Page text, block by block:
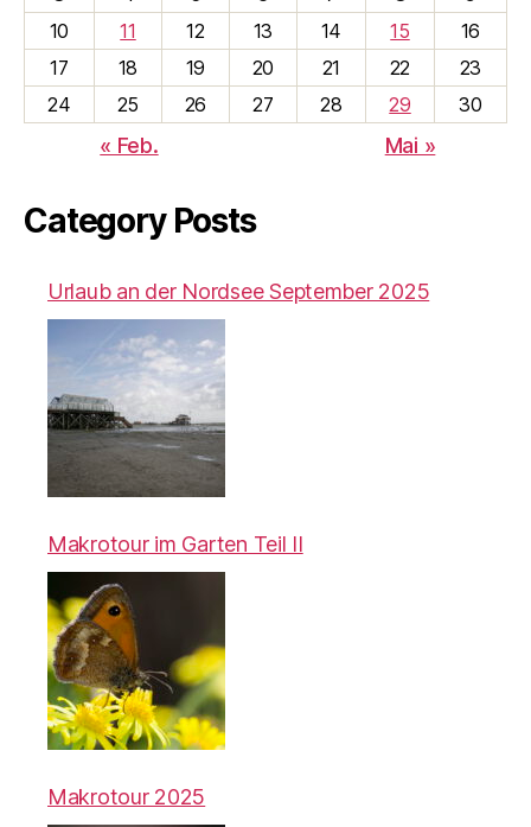
10
11 12 13 14 15
16
17
18 19 20 21 22
23
24
25 26 27 28 29 30
« Feb. Mai »
Category Posts
Urlaub an der Nordsee September 2025
Makrotour im Garten Teil II
Makrotour 2025